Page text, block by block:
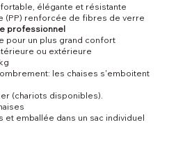
élégante et résistante
(PP) renforcée de fibres de verre
professionnel
pour un plus grand confort
ou extérieure
les chaises s'emboitent
(chariots disponibles).
et emballée dans un sac individuel